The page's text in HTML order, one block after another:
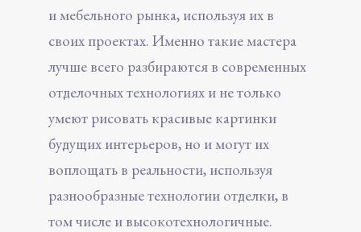
и мебельного рынка, используя их в
своих проектах. Именно такие мастера
лучше всего разбираются в современных
отделочных технологиях и не только
умеют рисовать красивые картинки
будущих интерьеров, но и могут их
воплощать в реальности, используя
разнообразные технологии отделки, в
том числе и высокотехнологичные.